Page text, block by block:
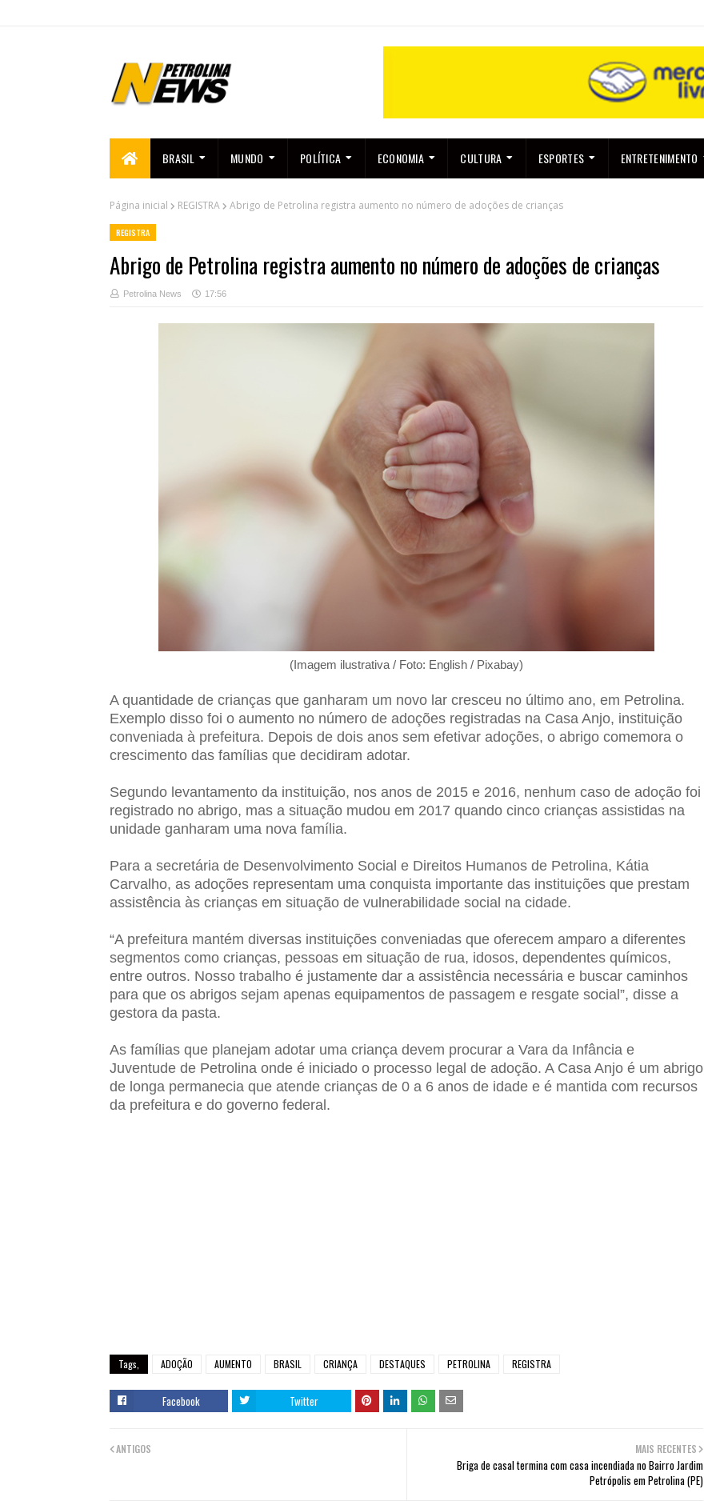
BRASIL MUNDO POLÍTICA ECONOMIA CULTURA ESPORTES ENTRETENIMENTO
Página inicial REGISTRA Abrigo de Petrolina registra aumento no número de adoções de crianças
REGISTRA
Abrigo de Petrolina registra aumento no número de adoções de crianças
Petrolina News 17:56
(Imagem ilustrativa / Foto: English / Pixabay)
A quantidade de crianças que ganharam um novo lar cresceu no último ano, em Petrolina.
Exemplo disso foi o aumento no número de adoções registradas na Casa Anjo, instituição
conveniada à prefeitura. Depois de dois anos sem efetivar adoções, o abrigo comemora o
crescimento das famílias que decidiram adotar.
Segundo levantamento da instituição, nos anos de 2015 e 2016, nenhum caso de adoção foi
registrado no abrigo, mas a situação mudou em 2017 quando cinco crianças assistidas na
unidade ganharam uma nova família.
Para a secretária de Desenvolvimento Social e Direitos Humanos de Petrolina, Kátia
Carvalho, as adoções representam uma conquista importante das instituições que prestam
assistência às crianças em situação de vulnerabilidade social na cidade.
“A prefeitura mantém diversas instituições conveniadas que oferecem amparo a diferentes
segmentos como crianças, pessoas em situação de rua, idosos, dependentes químicos,
entre outros. Nosso trabalho é justamente dar a assistência necessária e buscar caminhos
para que os abrigos sejam apenas equipamentos de passagem e resgate social”, disse a
gestora da pasta.
As famílias que planejam adotar uma criança devem procurar a Vara da Infância e
Juventude de Petrolina onde é iniciado o processo legal de adoção. A Casa Anjo é um abrigo
de longa permanecia que atende crianças de 0 a 6 anos de idade e é mantida com recursos
da prefeitura e do governo federal.
Tags, ADOÇÃO AUMENTO BRASIL CRIANÇA DESTAQUES PETROLINA REGISTRA
Facebook Twitter
MAIS RECENTES
Briga de casal termina com casa incendiada no Bairro Jardim
Petrópolis em Petrolina (PE)
ANTIGOS